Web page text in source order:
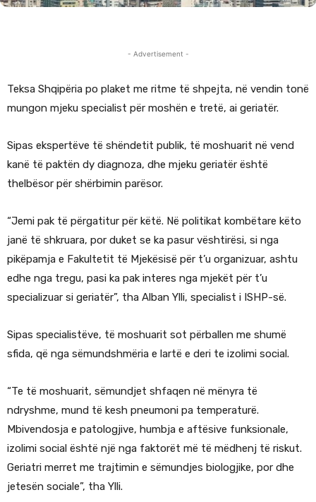
- Advertisement -
Teksa Shqipëria po plaket me ritme të shpejta, në vendin tonë
mungon mjeku specialist për moshën e tretë, ai geriatër.
Sipas ekspertëve të shëndetit publik, të moshuarit në vend
kanë të paktën dy diagnoza, dhe mjeku geriatër është
thelbësor për shërbimin parësor.
“Jemi pak të përgatitur për këtë. Në politikat kombëtare këto
janë të shkruara, por duket se ka pasur vështirësi, si nga
pikëpamja e Fakultetit të Mjekësisë për t’u organizuar, ashtu
edhe nga tregu, pasi ka pak interes nga mjekët për t’u
specializuar si geriatër”, tha Alban Ylli, specialist i ISHP-së.
Sipas specialistëve, të moshuarit sot përballen me shumë
sfida, që nga sëmundshmëria e lartë e deri te izolimi social.
“Te të moshuarit, sëmundjet shfaqen në mënyra të
ndryshme, mund të kesh pneumoni pa temperaturë.
Mbivendosja e patologjive, humbja e aftësive funksionale,
izolimi social është një nga faktorët më të mëdhenj të riskut.
Geriatri merret me trajtimin e sëmundjes biologjike, por dhe
jetesën sociale”, tha Ylli.